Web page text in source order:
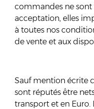
commandes ne sont
acceptation, elles
à toutes nos
de vente et aux
Sauf mention écrite
sont réputés être
transport et en Euro.